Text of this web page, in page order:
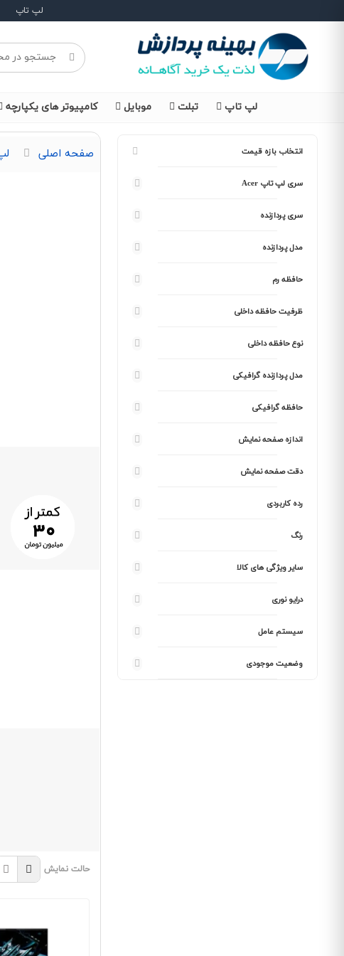
لپ تاپ
لپ تاپ تبلت موبایل کامپیوتر های یکپارچه
انتخاب بازه قیمت
سری لپ تاپ Acer
سری پردازنده
مدل پردازنده
حافظه رم
ظرفیت حافظه داخلی
نوع حافظه داخلی
مدل پردازنده گرافیکی
حافظه گرافیکی
اندازه صفحه نمایش
دقت صفحه نمایش
رده کاربردی
رنگ
سایر ویژگی های کالا
درایو نوری
سیستم عامل
وضعیت موجودی
صفحه اصلی
حالت نمایش